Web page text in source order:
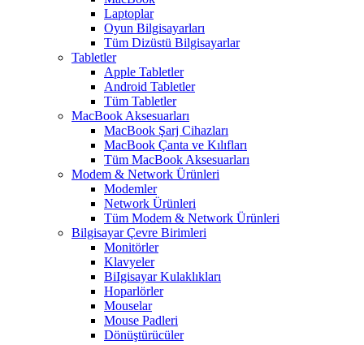
Laptoplar
Oyun Bilgisayarları
Tüm Dizüstü Bilgisayarlar
Tabletler
Apple Tabletler
Android Tabletler
Tüm Tabletler
MacBook Aksesuarları
MacBook Şarj Cihazları
MacBook Çanta ve Kılıfları
Tüm MacBook Aksesuarları
Modem & Network Ürünleri
Modemler
Network Ürünleri
Tüm Modem & Network Ürünleri
Bilgisayar Çevre Birimleri
Monitörler
Klavyeler
BiIgisayar Kulaklıkları
Hoparlörler
Mouselar
Mouse Padleri
Dönüştürücüler